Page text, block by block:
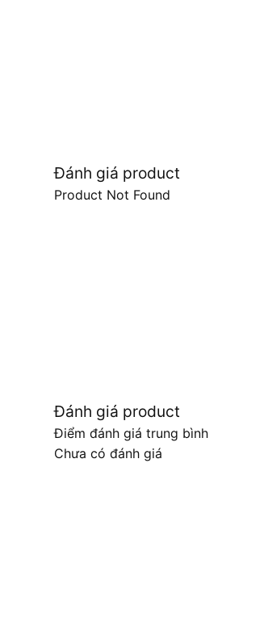
Đánh giá product
Product Not Found
Đánh giá product
Điểm đánh giá trung bình
Chưa có đánh giá